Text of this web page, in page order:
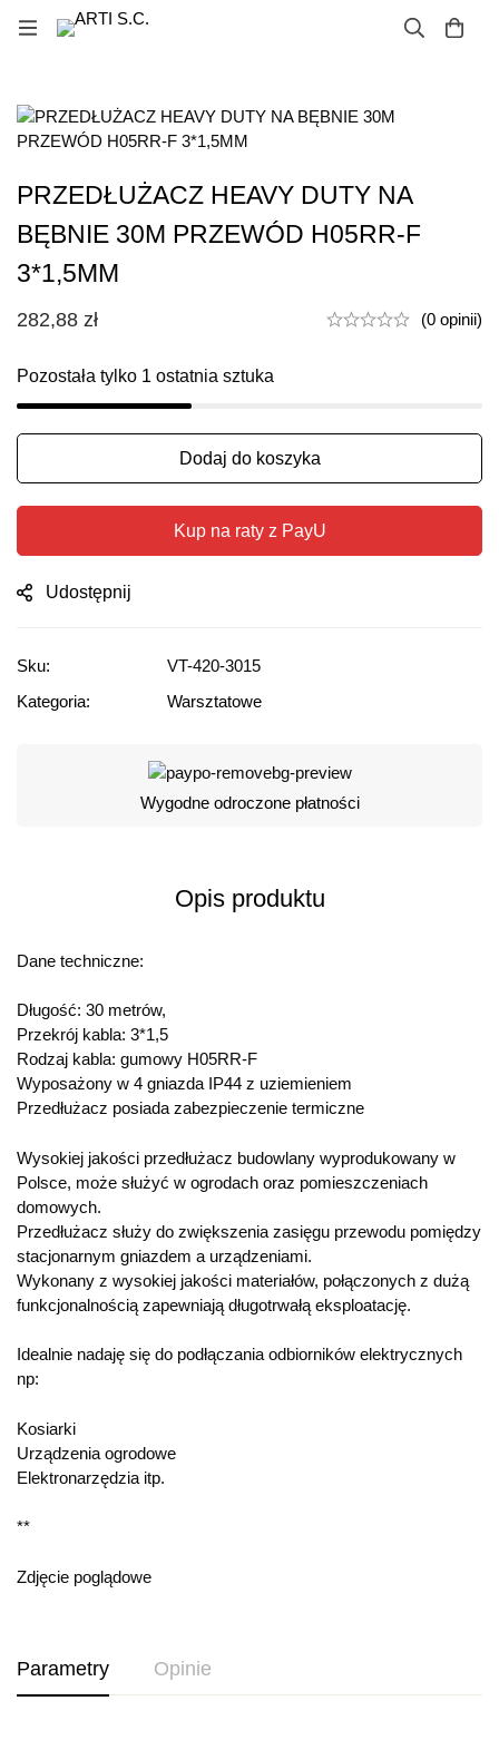
PRZEDŁUŻACZ HEAVY DUTY NA
BĘBNIE 30M PRZEWÓD H05RR-F
3*1,5MM
282,88 zł (0 opinii)
Pozostała tylko 1 ostatnia sztuka
Dodaj do koszyka
Kup na raty z PayU
Udostępnij
Sku:
VT-420-3015
Kategoria:
Warsztatowe
Wygodne odroczone płatności
Opis produktu
Dane techniczne:
Długość: 30 metrów,
Przekrój kabla: 3*1,5
Rodzaj kabla: gumowy H05RR-F
Wyposażony w 4 gniazda IP44 z uziemieniem
Przedłużacz posiada zabezpieczenie termiczne
Wysokiej jakości przedłużacz budowlany wyprodukowany w
Polsce, może służyć w ogrodach oraz pomieszczeniach
domowych.
Przedłużacz służy do zwiększenia zasięgu przewodu pomiędzy
stacjonarnym gniazdem a urządzeniami.
Wykonany z wysokiej jakości materiałów, połączonych z dużą
funkcjonalnością zapewniają długotrwałą eksploatację.
Idealnie nadaję się do podłączania odbiorników elektrycznych
np:
Kosiarki
Urządzenia ogrodowe
Elektronarzędzia itp.
**
Zdjęcie poglądowe
Parametry Opinie